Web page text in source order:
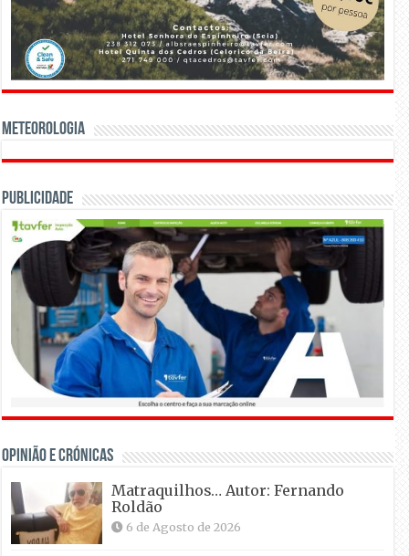
Meteorologia
Publicidade
OPINIÃO E CRÓNICAS
Matraquilhos… Autor: Fernando
Roldão
6 de Agosto de 2026